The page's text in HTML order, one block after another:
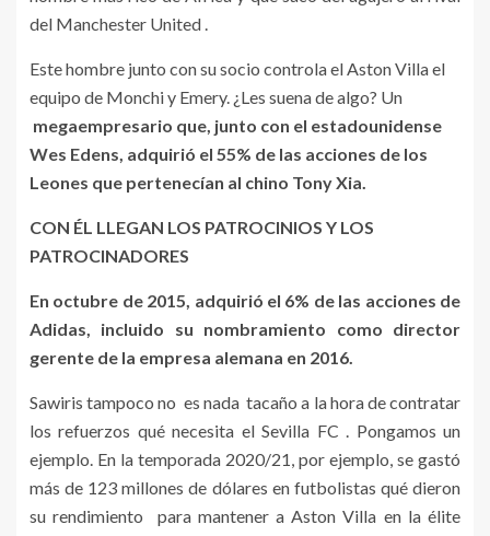
del Manchester United .
Este hombre junto con su socio controla el Aston Villa el
equipo de Monchi y Emery. ¿Les suena de algo? Un
megaempresario que, junto con el estadounidense
Wes Edens, adquirió el 55% de las acciones de los
Leones que pertenecían al chino Tony Xia.
CON ÉL LLEGAN LOS PATROCINIOS Y LOS
PATROCINADORES
En octubre de 2015, adquirió el 6% de las acciones de
Adidas, incluido su nombramiento como director
gerente de la empresa alemana en 2016.
Sawiris tampoco no es nada tacaño a la hora de contratar
los refuerzos qué necesita el Sevilla FC . Pongamos un
ejemplo. En la temporada 2020/21, por ejemplo, se gastó
más de 123 millones de dólares en futbolistas qué dieron
su rendimiento para mantener a Aston Villa en la élite